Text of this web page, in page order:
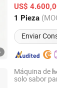
US$
1 Pieza
Enviar
Máquina de
solo sabor